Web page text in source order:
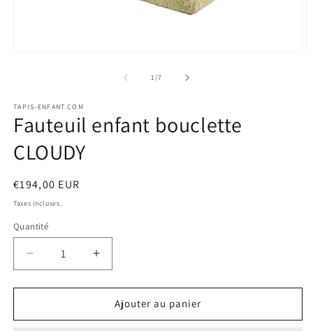
une
fenêtre
modale
1/de
7
TAPIS-ENFANT.COM
Fauteuil enfant bouclette
CLOUDY
Prix
habituel
€194,00 EUR
Taxes incluses.
Quantité
Quantité
Réduire
la
quantité
Fauteuil
Augmenter
la
quantité
Fauteuil
Ajouter au panier